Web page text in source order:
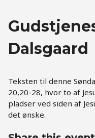
Dalsgaard
Teksten til denne
20,20-28, hvor to af
pladser ved siden af
det ønske.